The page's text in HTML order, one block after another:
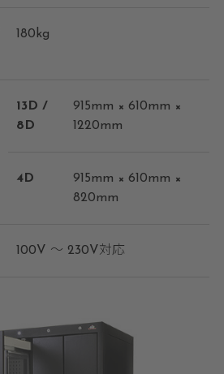
180kg
13D /
8D
915mm × 610mm ×
1220mm
4D
915mm × 610mm ×
820mm
100V ～ 230V対応